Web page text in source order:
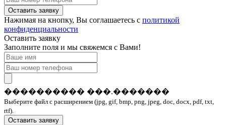
Оставить заявку
Нажимая на кнопку, Вы соглашаетесь с политикой
конфиденциальности
Оставить заявку
Заполните поля и мы свяжемся с Вами!
���������� ���.�������
Выберите файл с расширением (jpg, gif, bmp, png, jpeg, doc, docx, pdf, txt,
rtf).
Оставить заявку